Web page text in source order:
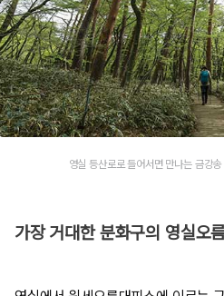
영실 등산로로 들어서면 만나는 금강
가장 거대한 분화구의 영실오